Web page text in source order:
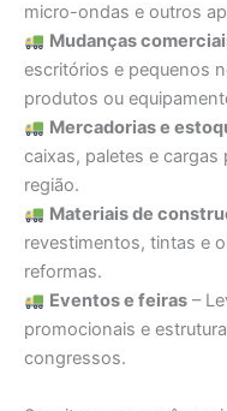
micro-ondas e outros
Mudanças
escritórios e pequenos
produtos ou
Mercadorias e
caixas, paletes e cargas
região.
Materiais de
revestimentos, tintas e
reformas.
Eventos e feiras–
promocionais e
congressos.